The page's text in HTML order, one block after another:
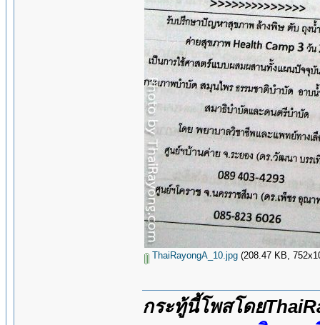
ThaiRayongA_10.jpg (208.47 KB,
กระทู้นี้โพสโดย